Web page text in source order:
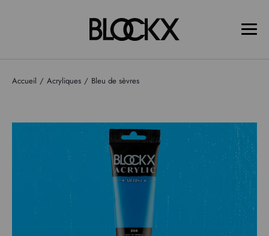
Accueil Acryliques Bleu de sèvres